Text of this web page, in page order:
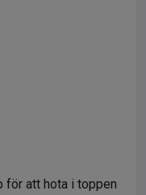
för att hota i toppen